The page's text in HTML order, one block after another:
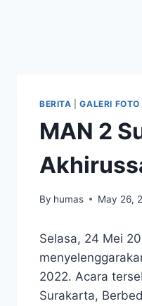
BERITA |GALERI FOTO
MAN 2
By humas May 26,
Selasa, 24 Mei
2022. Acara
Surakarta,